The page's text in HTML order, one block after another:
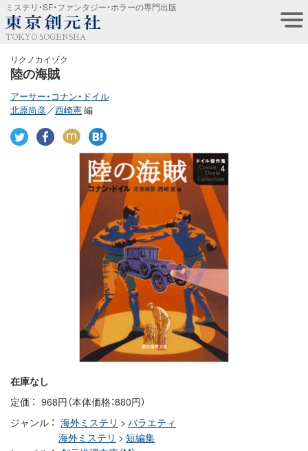
ミステリ・SF・ファンタジー・ホラーの専門出版
TOKYO SOGENSHA
リクノカイゾク
陸の海賊
アーサー・コナン・ドイル
北原尚彦／西崎憲編
在庫なし
定価
968円（本体価格：880円）
ジャンル
海外ミステリ > バラエティ
海外ミステリ > 短編集